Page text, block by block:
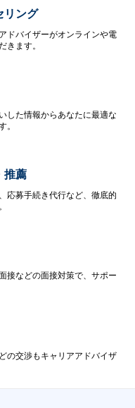
リング
ドバイザーがオンラインや電
きます。
した情報からあなたに最適な
。
推薦
応募手続き代行など、徹底的
接などの面接対策で、サポー
の交渉もキャリアアドバイザ